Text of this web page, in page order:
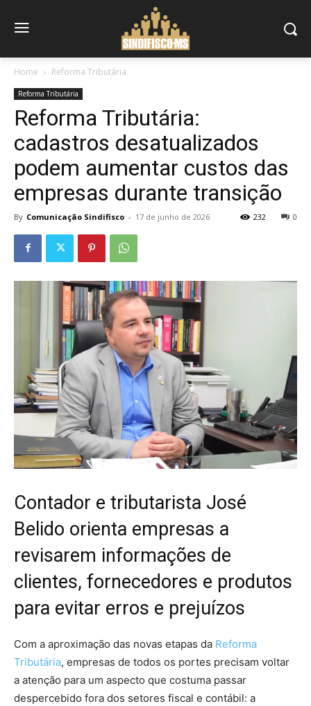
Home Reforma Tributária
Reforma Tributária
Reforma Tributária:
cadastros desatualizados
podem aumentar custos das
empresas durante transição
By Comunicação Sindifisco - 17 de junho de 2026 0
232
Contador e tributarista José
Belido orienta empresas a
revisarem informações de
clientes, fornecedores e produtos
para evitar erros e prejuízos
Com a aproximação das novas etapas da Reforma
Tributária, empresas de todos os portes precisam voltar
a atenção para um aspecto que costuma passar
despercebido fora dos setores fiscal e contábil: a